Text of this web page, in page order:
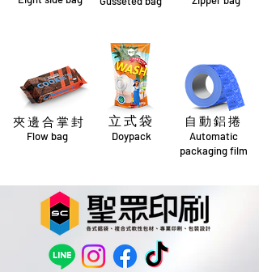
Automatic
packaging film
Flow bag
夾 邊 合 掌 封
Doypack
​立 式 袋 自 動 鋁 捲